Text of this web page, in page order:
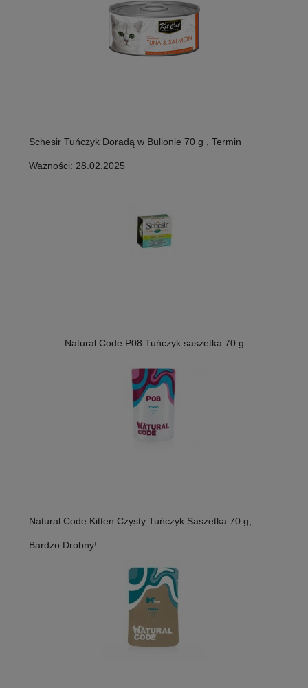
Schesir Tuńczyk Doradą w Bulionie 70 g , Termin
Ważności: 28.02.2025
Natural Code P08 Tuńczyk saszetka 70 g
Natural Code Kitten Czysty Tuńczyk Saszetka 70 g,
Bardzo Drobny!